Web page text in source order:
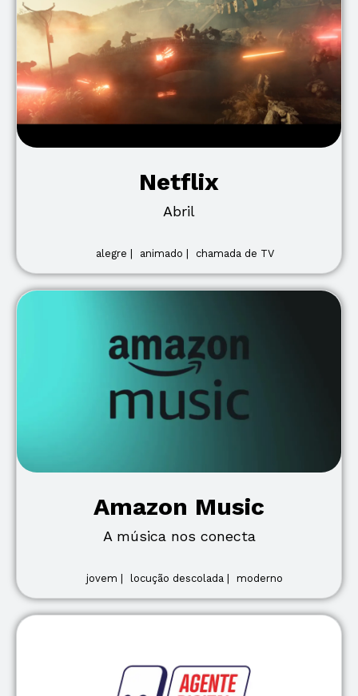
Netflix
Abril
alegre | animado | chamada de TV
Amazon Music
A música nos conecta
jovem | locução descolada | moderno